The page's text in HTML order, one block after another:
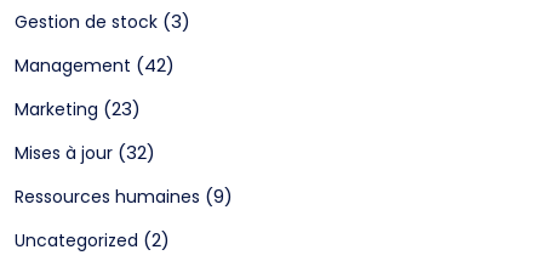
Gestion de stock (3)
Management (42)
Marketing (23)
Mises à jour (32)
Ressources humaines (9)
Uncategorized (2)